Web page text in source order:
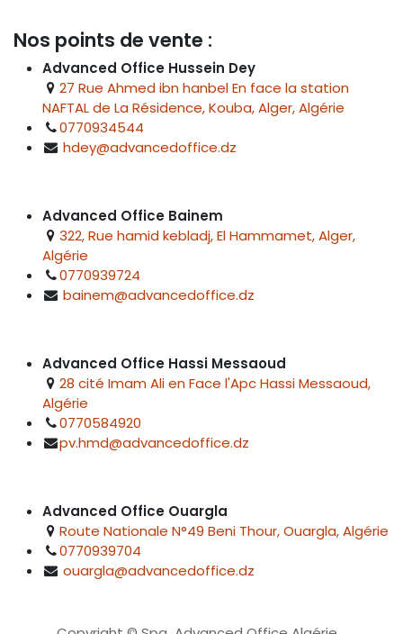
Nos points de vente :
Advanced Office Hussein Dey
27 Rue Ahmed ibn hanbel En face la station
NAFTAL de La Résidence, Kouba, Alger, Algérie
0770934544
hdey@advancedoffice.dz
Advanced Office Bainem
322, Rue hamid kebladj, El Hammamet, Alger,
Algérie
0770939724
bainem@advancedoffice.dz
Advanced Office Hassi Messaoud
28 cité Imam Ali en Face l'Apc Hassi Messaoud,
Algérie
0770584920
pv.hmd@advancedoffice.dz
Advanced Office Ouargla
Route Nationale N°49 Beni Thour, Ouargla, Algérie
0770939704
ouargla@advancedoffice.dz